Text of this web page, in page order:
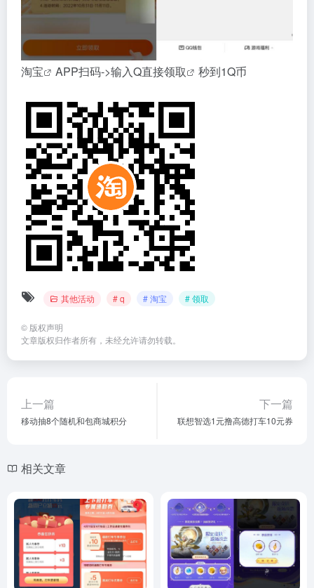
淘宝 APP扫码->输入Q直接领取 秒到1Q币
其他活动 # q # 淘宝 # 领取
© 版权声明
文章版权归作者所有，未经允许请勿转载。
上一篇
移动抽8个随机和包商城积分
下一篇
联想智选1元撸高德打车10元券
相关文章